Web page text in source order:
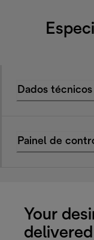
Dados técnicos
Painel de
Your
delivered